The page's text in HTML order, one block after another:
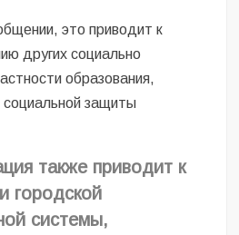
это приводит к
других социально
образования,
социальной защиты
также приводит к
городской
системы,